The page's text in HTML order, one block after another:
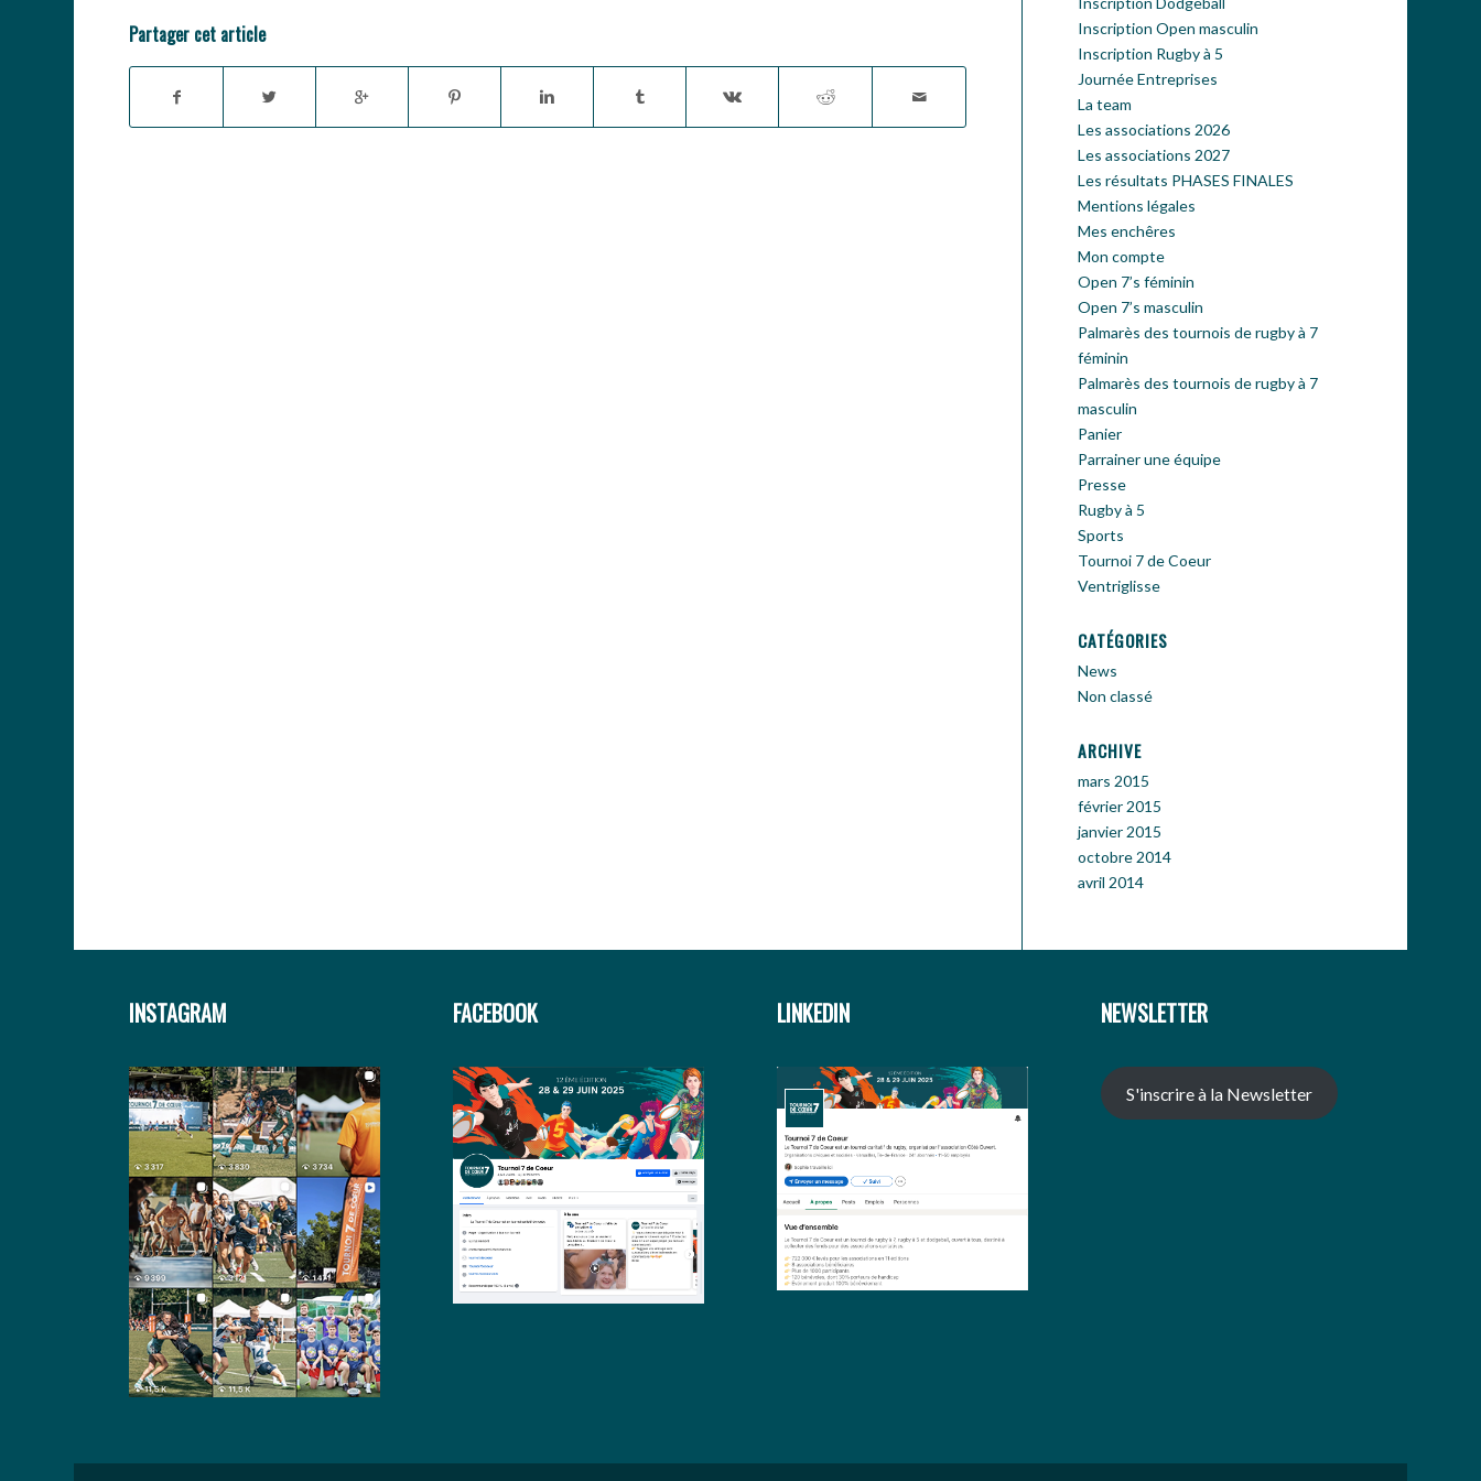
Partager cet article
Inscription Open masculin
Inscription Rugby à 5
Journée Entreprises
La team
Les associations 2026
Les associations 2027
Les résultats PHASES FINALES
Mentions légales
Mes enchêres
Mon compte
Open 7’s féminin
Open 7’s masculin
Palmarès des tournois de rugby à 7
féminin
Palmarès des tournois de rugby à 7
masculin
Panier
Parrainer une équipe
Presse
Rugby à 5
Sports
Tournoi 7 de Coeur
Ventriglisse
CATÉGORIES
News
Non classé
ARCHIVE
mars 2015
février 2015
janvier 2015
octobre 2014
avril 2014
INSTAGRAM FACEBOOK LINKEDIN NEWSLETTER
S'inscrire à la Newsletter